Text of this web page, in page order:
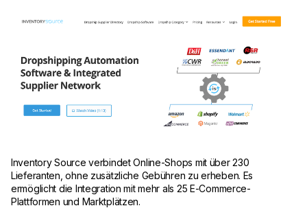
Inventory Source verbindet Online-Shops mit über 230
Lieferanten, ohne zusätzliche Gebühren zu erheben. Es
ermöglicht die Integration mit mehr als 25 E-Commerce-
Plattformen und Marktplätzen.